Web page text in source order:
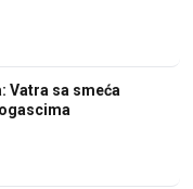
Vatra sa smeća